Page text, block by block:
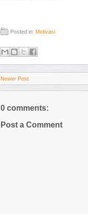
Posted in: Motivasi
Newer Post
0 comments:
Post a Comment